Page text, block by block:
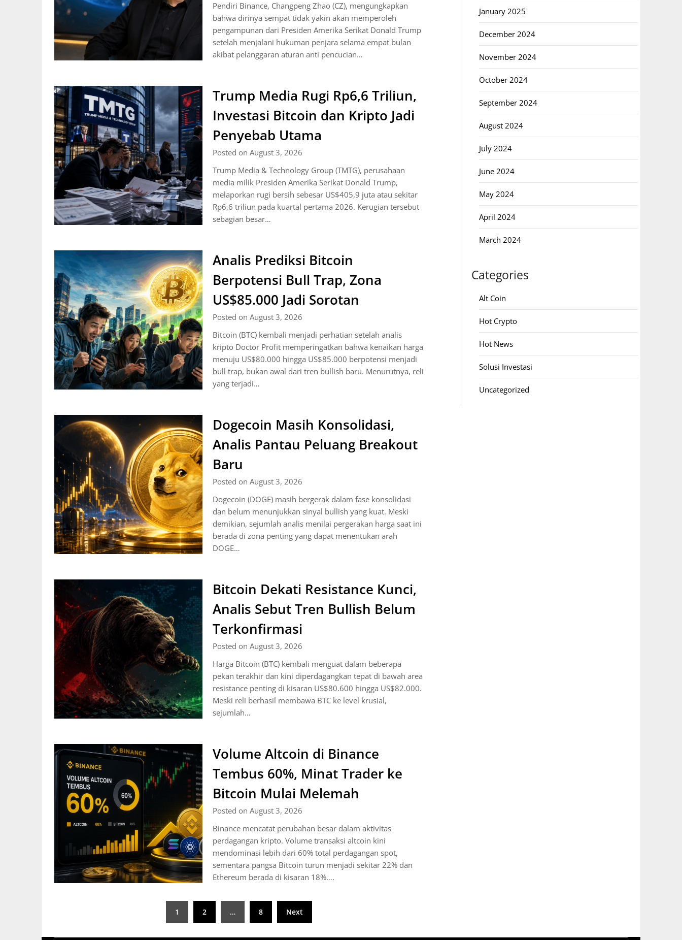
Pendiri Binance, Changpeng Zhao (CZ), mengungkapkan
bahwa dirinya sempat tidak yakin akan memperoleh
pengampunan dari Presiden Amerika Serikat Donald Trump
setelah menjalani hukuman penjara selama empat bulan
akibat pelanggaran aturan anti pencucian…
Trump Media Rugi Rp6,6 Triliun,
Investasi Bitcoin dan Kripto Jadi
Penyebab Utama
Posted on August 3, 2026
Trump Media & Technology Group (TMTG), perusahaan
media milik Presiden Amerika Serikat Donald Trump,
melaporkan rugi bersih sebesar US$405,9 juta atau sekitar
Rp6,6 triliun pada kuartal pertama 2026. Kerugian tersebut
sebagian besar…
Analis Prediksi Bitcoin
Berpotensi Bull Trap, Zona
US$85.000 Jadi Sorotan
Posted on August 3, 2026
Bitcoin (BTC) kembali menjadi perhatian setelah analis
kripto Doctor Profit memperingatkan bahwa kenaikan harga
menuju US$80.000 hingga US$85.000 berpotensi menjadi
bull trap, bukan awal dari tren bullish baru. Menurutnya, reli
yang terjadi…
Dogecoin Masih Konsolidasi,
Analis Pantau Peluang Breakout
Baru
Posted on August 3, 2026
Dogecoin (DOGE) masih bergerak dalam fase konsolidasi
dan belum menunjukkan sinyal bullish yang kuat. Meski
demikian, sejumlah analis menilai pergerakan harga saat ini
berada di zona penting yang dapat menentukan arah
DOGE…
Bitcoin Dekati Resistance Kunci,
Analis Sebut Tren Bullish Belum
Terkonfirmasi
Posted on August 3, 2026
Harga Bitcoin (BTC) kembali menguat dalam beberapa
pekan terakhir dan kini diperdagangkan tepat di bawah area
resistance penting di kisaran US$80.600 hingga US$82.000.
Meski reli berhasil membawa BTC ke level krusial,
sejumlah…
Volume Altcoin di Binance
Tembus 60%, Minat Trader ke
Bitcoin Mulai Melemah
Posted on August 3, 2026
Binance mencatat perubahan besar dalam aktivitas
perdagangan kripto. Volume transaksi altcoin kini
mendominasi lebih dari 60% total perdagangan spot,
sementara pangsa Bitcoin turun menjadi sekitar 22% dan
Ethereum berada di kisaran 18%….
1 2 … 8 Next
January 2025
December 2024
November 2024
October 2024
September 2024
August 2024
July 2024
June 2024
May 2024
April 2024
March 2024
Categories
Alt Coin
Hot Crypto
Hot News
Solusi Investasi
Uncategorized